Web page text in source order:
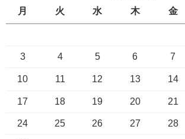
月
火 水 木 金
3 4 5 6 7
10 11 12 13 14
17 18 19 20 21
24 25 26 27 28